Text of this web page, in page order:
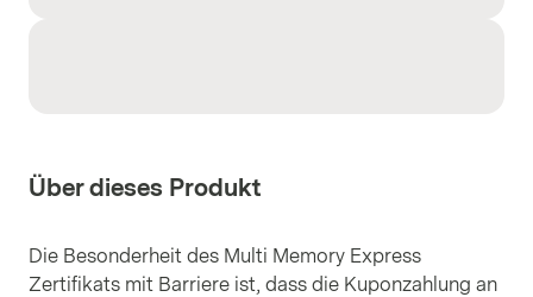
Über dieses Produkt
Die Besonderheit des Multi Memory Express
Zertifikats mit Barriere ist, dass die Kuponzahlung an